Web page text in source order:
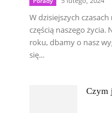
W dzisiejszych
częścią naszego życia.
roku, dbamy o nasz
się...
Czym